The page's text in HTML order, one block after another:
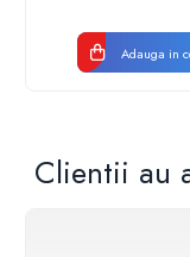
Adauga in
Clientii au